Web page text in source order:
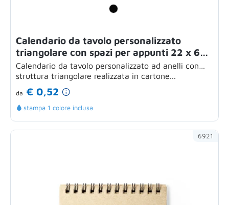
Calendario da tavolo personalizzato
triangolare con spazi per appunti 22 x 6
cm
Calendario da tavolo personalizzato ad anelli con
struttura triangolare realizzata in cartone...
da € 0,52
stampa 1 colore inclusa
6921